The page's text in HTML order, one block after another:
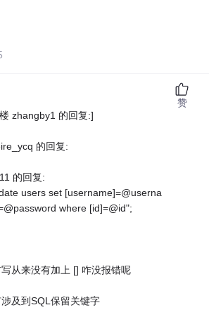
zhangby1 的回复:]
的回复:
的回复:
users set [username]=@userna
where [id]=@id";
从来没有加上 [] 咋没报错呢
及到SQL保留关键字
赞